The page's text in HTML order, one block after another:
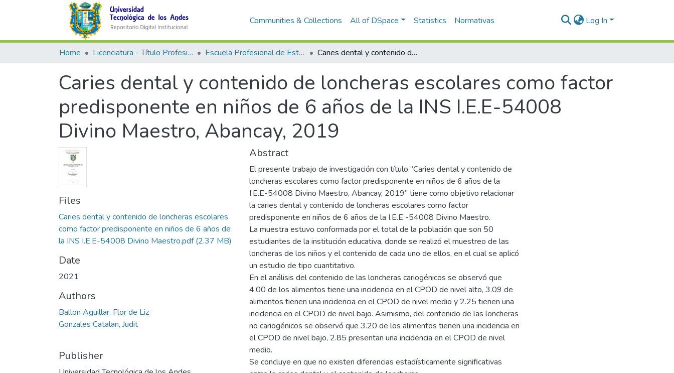
Communities & Collections All of DSpace Statistics Normativas Log In
Home Licenciatura - Título Profesional Escuela Profesional de Estomatología Caries dental y contenido de loncheras escolares como factor predisponente en niños de 6 años de la INS I.E.E-54008 Divino Maestro, Abancay, 2019
Caries dental y contenido de loncheras escolares como factor
predisponente en niños de 6 años de la INS I.E.E-54008
Divino Maestro, Abancay, 2019
Files
Caries dental y contenido de loncheras escolares
como factor predisponente en niños de 6 años de
la INS I.E.E-54008 Divino Maestro.pdf(2.37 MB)
Date
2021
Authors
Ballon Aguillar, Flor de Liz
Gonzales Catalan, Judit
Publisher
Abstract
El presente trabajo de investigación con título “Caries dental y contenido de
loncheras escolares como factor predisponente en niños de 6 años de la
I.E.E-54008 Divino Maestro, Abancay, 2019” tiene como objetivo relacionar
la caries dental y contenido de loncheras escolares como factor
predisponente en niños de 6 años de la I.E.E -54008 Divino Maestro.
La muestra estuvo conformada por el total de la población que son 50
estudiantes de la institución educativa, donde se realizó el muestreo de las
loncheras de los niños y el contenido de cada uno de ellos, en el cual se aplicó
un estudio de tipo cuantitativo.
En el análisis del contenido de las loncheras cariogénicos se observó que
4.00 de los alimentos tiene una incidencia en el CPOD de nivel alto, 3.09 de
alimentos tienen una incidencia en el CPOD de nivel medio y 2.25 tienen una
incidencia en el CPOD de nivel bajo. Asimismo, del contenido de las loncheras
no cariogénicos se observó que 3.20 de los alimentos tienen una incidencia en
el CPOD de nivel bajo, 2.85 presentan una incidencia en el CPOD de nivel
medio.
Se concluye en que no existen diferencias estadísticamente significativas